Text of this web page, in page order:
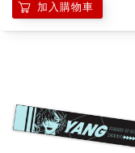
加入購物車